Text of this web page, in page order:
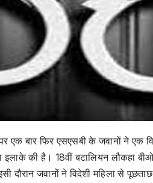
एक बार फिर एसएसबी के जवानों ने एक
इलाके की है। 18वीं बटालियन लौकहा
दौरान जवानों ने विदेशी महिला से